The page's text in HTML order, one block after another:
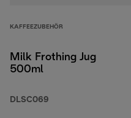
KAFFEEZUBEHÖR
Milk Frothing Jug
500ml
DLSC069